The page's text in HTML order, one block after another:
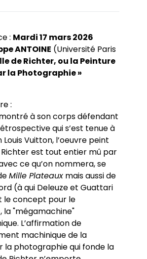
: Mardi 17 mars 2026
ANTOINE (Université Paris
de Richter, ou la Peinture
la Photographie »
:
à son corps défendant
qui s’est tenue à
Vuitton, l’oeuvre peint
est tout entier mû par
ce qu’on nommera, se
Mille Plateauxmais aussi de
(à qui Deleuze et Guattari
concept pour le
"mégamachine"
L’affirmation de
machinique de la
la photographie qui fonde la